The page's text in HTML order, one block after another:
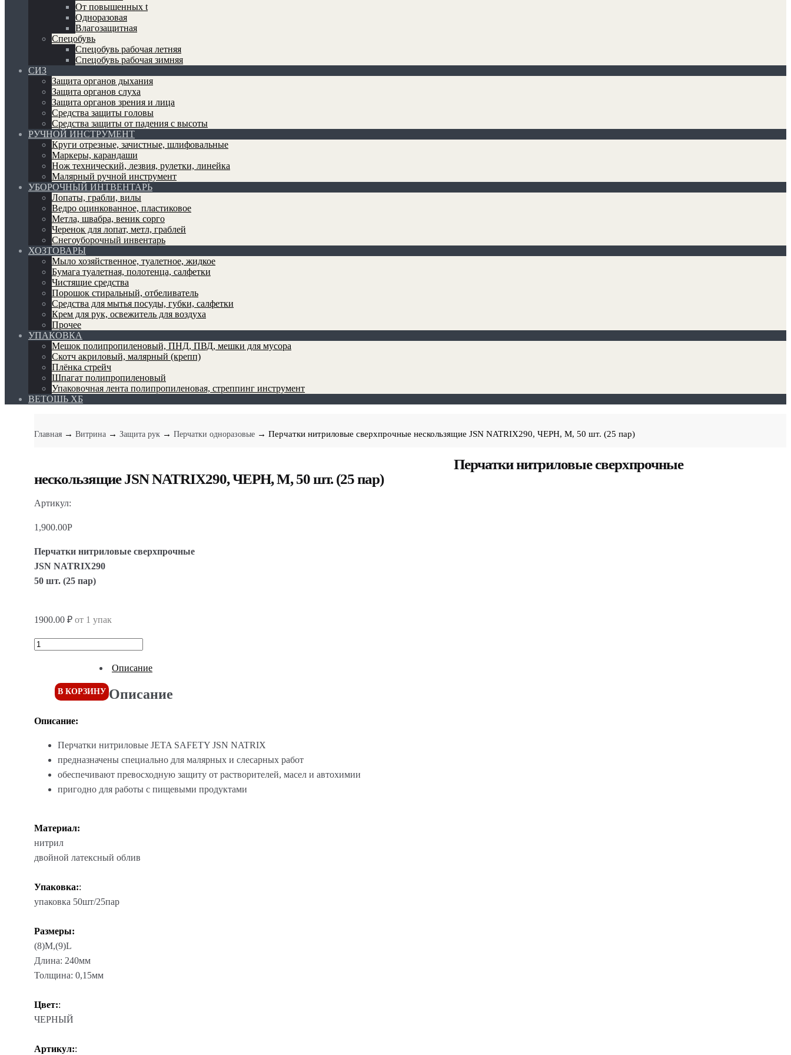
От повышенных t
Одноразовая
Влагозащитная
Спецобувь
Спецобувь рабочая летняя
Спецобувь рабочая зимняя
СИЗ
Защита органов дыхания
Защита органов слуха
Защита органов зрения и лица
Средства защиты головы
Средства защиты от падения с высоты
РУЧНОЙ ИНСТРУМЕНТ
Круги отрезные, зачистные, шлифовальные
Маркеры, карандаши
Нож технический, лезвия, рулетки, линейка
Малярный ручной инструмент
УБОРОЧНЫЙ ИНТВЕНТАРЬ
Лопаты, грабли, вилы
Ведро оцинкованное, пластиковое
Метла, швабра, веник сорго
Черенок для лопат, метл, граблей
Снегоуборочный инвентарь
ХОЗТОВАРЫ
Мыло хозяйственное, туалетное, жидкое
Бумага туалетная, полотенца, салфетки
Чистящие средства
Порошок стиральный, отбеливатель
Средства для мытья посуды, губки, салфетки
Крем для рук, освежитель для воздуха
Прочее
УПАКОВКА
Мешок полипропиленовый, ПНД, ПВД, мешки для мусора
Скотч акриловый, малярный (крепп)
Плёнка стрейч
Шпагат полипропиленовый
Упаковочная лента полипропиленовая, стреппинг инструмент
ВЕТОШЬ ХБ
Главная → Витрина → Защита рук → Перчатки одноразовые → Перчатки нитриловые сверхпрочные нескользящие JSN NATRIX290, ЧЕРН, M, 50 шт. (25 пар)
Перчатки нитриловые сверхпрочные
нескользящие JSN NATRIX290, ЧЕРН, M, 50 шт. (25 пар)
Артикул:
1,900.00Р
Перчатки нитриловые сверхпрочные
JSN NATRIX290
50 шт. (25 пар)
1900.00 ₽ от 1 упак
В КОРЗИНУ
Описание
Описание
Описание:
Перчатки нитриловые JETA SAFETY JSN NATRIX
предназначены специально для малярных и слесарных работ
обеспечивают превосходную защиту от растворителей, масел и автохимии
пригодно для работы с пищевыми продуктами
Материал:
нитрил
двойной латексный облив
Упаковка::
упаковка 50шт/25пар
Размеры:
(8)М,(9)L
Длина: 240мм
Толщина: 0,15мм
Цвет::
ЧЕРНЫЙ
Артикул::